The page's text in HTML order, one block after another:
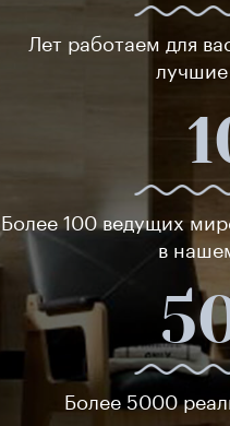
Лет работаем для
лучшие
Более 100 ведущих
в
Более 5000